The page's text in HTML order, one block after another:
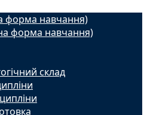
форма навчання)
форма навчання)
склад